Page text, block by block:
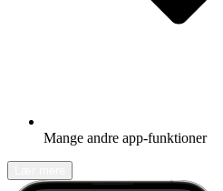
Mange andre app-funktioner